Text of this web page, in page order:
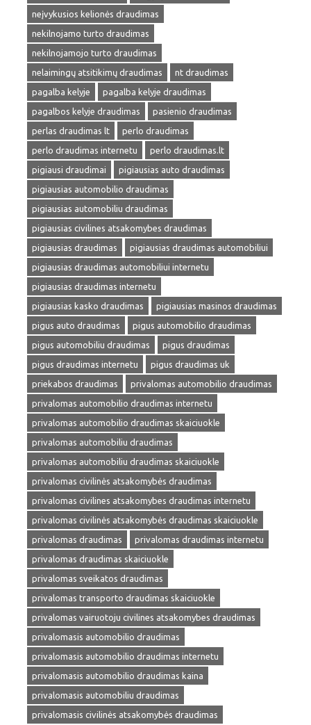
neįvykusios kelionės draudimas
nekilnojamo turto draudimas
nekilnojamojo turto draudimas
nelaimingų atsitikimų draudimas
nt draudimas
pagalba kelyje
pagalba kelyje draudimas
pagalbos kelyje draudimas
pasienio draudimas
perlas draudimas lt
perlo draudimas
perlo draudimas internetu
perlo draudimas.lt
pigiausi draudimai
pigiausias auto draudimas
pigiausias automobilio draudimas
pigiausias automobiliu draudimas
pigiausias civilines atsakomybes draudimas
pigiausias draudimas
pigiausias draudimas automobiliui
pigiausias draudimas automobiliui internetu
pigiausias draudimas internetu
pigiausias kasko draudimas
pigiausias masinos draudimas
pigus auto draudimas
pigus automobilio draudimas
pigus automobiliu draudimas
pigus draudimas
pigus draudimas internetu
pigus draudimas uk
priekabos draudimas
privalomas automobilio draudimas
privalomas automobilio draudimas internetu
privalomas automobilio draudimas skaiciuokle
privalomas automobiliu draudimas
privalomas automobiliu draudimas skaiciuokle
privalomas civilinės atsakomybės draudimas
privalomas civilines atsakomybes draudimas internetu
privalomas civilinės atsakomybės draudimas skaiciuokle
privalomas draudimas
privalomas draudimas internetu
privalomas draudimas skaiciuokle
privalomas sveikatos draudimas
privalomas transporto draudimas skaiciuokle
privalomas vairuotoju civilines atsakomybes draudimas
privalomasis automobilio draudimas
privalomasis automobilio draudimas internetu
privalomasis automobilio draudimas kaina
privalomasis automobiliu draudimas
privalomasis civilinės atsakomybės draudimas